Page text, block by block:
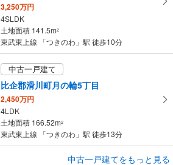
3,250万円
4SLDK
土地面積 141.5m2
東武東上線 「つきのわ」駅 徒歩10分
中古一戸建て
比企郡滑川町月の輪5丁目
2,450万円
4LDK
土地面積 166.52m2
東武東上線 「つきのわ」駅 徒歩13分
中古一戸建てをもっと見る